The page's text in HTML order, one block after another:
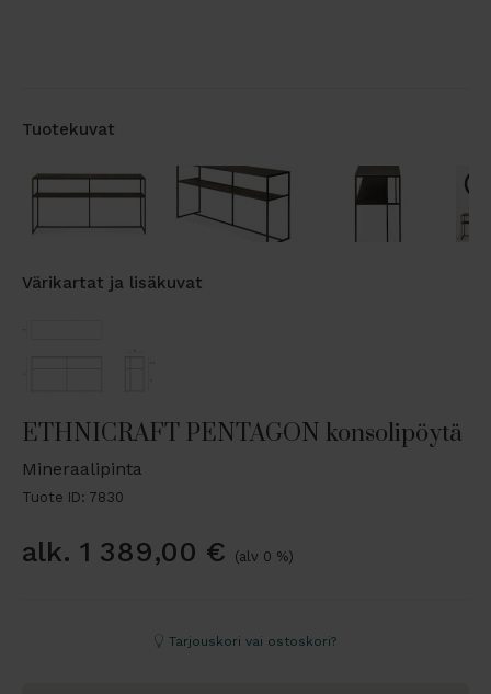
Tuotekuvat
Värikartat ja lisäkuvat
ETHNICRAFT PENTAGON konsolipöytä
Mineraalipinta
Tuote ID: 7830
alk. 1 389,00 € (alv 0 %)
Tarjouskori vai ostoskori?